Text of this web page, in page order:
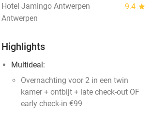
Hotel Jamingo Antwerpen 9.4 star
Antwerpen
Highlights
Multideal:
Overnachting voor 2 in een twin
kamer + ontbijt + late check-out OF
early check-in €99